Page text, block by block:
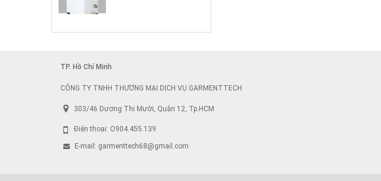
TP. Hồ Chí Minh
CÔNG TY TNHH THƯƠNG MẠI DỊCH VỤ GARMENTTECH
303/46 Dương Thị Mười, Quận 12, Tp.HCM
Điện thoại: O904.455.139
E-mail: garmenttech68@gmail.com